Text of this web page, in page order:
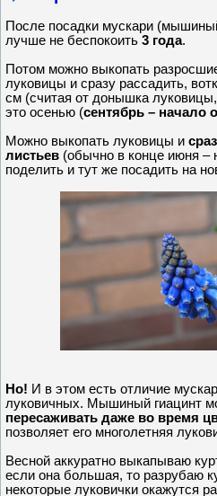
После посадки мускари
лучше не беспокоить 3 года.
Потом можно выкопать
луковицы и сразу рассадить,
см (считая от донышка
это осенью (сентябрь – начало
Можно выкопать луковицы и
листьев (обычно в конце июня –
поделить и тут же посадить на
Но! И в этом есть отличие
луковичных. Мышиный гиацинт
пересаживать даже во время
позволяет его многолетняя
Весной аккуратно выкапываю
если она большая, то разрубаю
некоторые луковички окажутся